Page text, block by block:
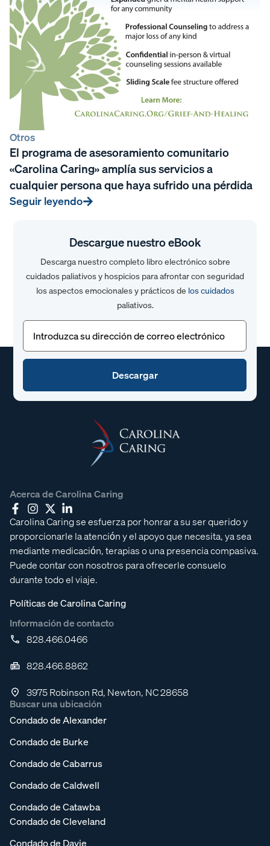
Otros
El programa de asesoramiento comunitario
«Carolina Caring» amplía sus servicios a
cualquier persona que haya sufrido una pérdida
Seguir leyendo
Descargue nuestro eBook
Descarga nuestro completo libro electrónico sobre
cuidados paliativos y hospicios para afrontar con seguridad
los aspectos emocionales y prácticos de los cuidados
paliativos.
Correo
electrónico(Obligatorio)
Acerca de Carolina Caring
Carolina Caring se esfuerza por honrar a su ser querido y
proporcionarle la atención y el apoyo que necesita, ya sea
mediante medicación, terapias o una presencia compasiva.
Puede contar con nosotros para ofrecerle consuelo
durante todo el viaje.
Políticas de Carolina Caring
Información de contacto
828.466.0466
828.466.8862
3975 Robinson Rd, Newton, NC 28658
Buscar una ubicación
Condado de Alexander
Condado de Burke
Condado de Cabarrus
Condado de Caldwell
Condado de Catawba
Condado de Cleveland
Condado de Davie